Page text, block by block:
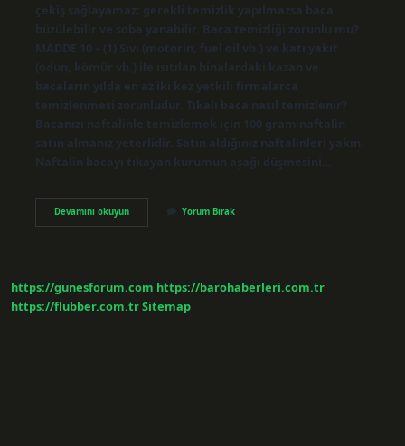
çekiş sağlayamaz; gerekli temizlik yapılmazsa baca
büzülebilir ve soba yanabilir. Baca temizliği zorunlu mu?
MADDE 10 – (1) Sıvı (motorin, fuel oil vb.) ve katı yakıt
(odun, kömür vb.) ile ısıtılan binalardaki kazan ve
bacaların yılda en az iki kez yetkili firmalarca
temizlenmesi zorunludur. Tıkalı baca nasıl temizlenir?
Bacanızı naftalinle temizlemek için 100 gram naftalin
satın almanız yeterlidir. Satın aldığınız naftalinleri yakın.
Naftalin bacayı tıkayan kurumun aşağı düşmesini…
Devamını okuyunBaca
Temizlenmezse
Yorum Bırak
https://gunesforum.com https://barohaberleri.com.tr
https://flubber.com.trSitemap